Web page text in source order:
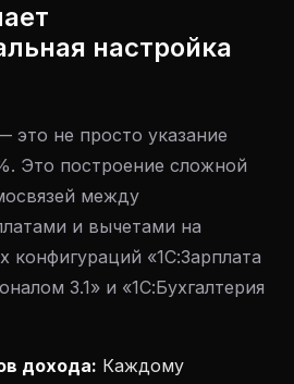
настройка
не просто указание
Это построение сложной
между
и вычетами на
конфигураций «1С:Зарплата
3.1» и «1С:Бухгалтерия
дохода: Каждому